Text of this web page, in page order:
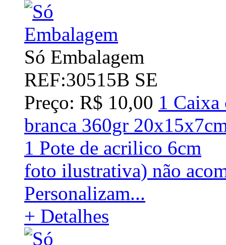
Só Embalagem
REF:30515B SE
Preço: R$ 10,00 1 Caixa
branca 360gr
1 Pote de acrilico 6cm
foto ilustrativa) não
Personalizam...
+ Detalhes